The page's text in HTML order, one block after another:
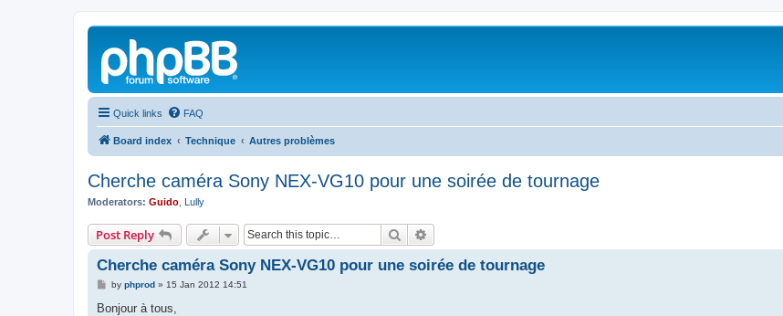
Quick links FAQ
Board index Technique Autres problèmes
Cherche caméra Sony NEX-VG10 pour une soirée de tournage
Moderators: Guido Lully
Post Reply Search
Cherche caméra Sony NEX-VG10 pour une soirée de tournage
P
s
by phprod» 15 Jan 2012 14:51
Bonjour à tous,